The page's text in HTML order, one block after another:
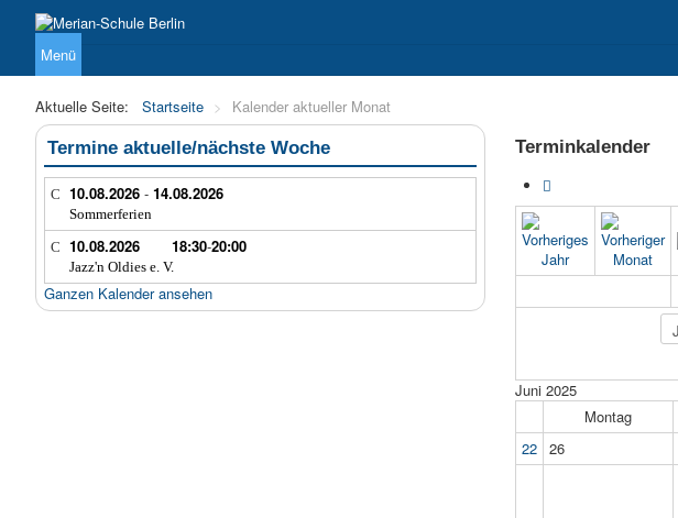
Menü
Aktuelle Seite: Startseite > Kalender aktueller Monat
Termine aktuelle/nächste Woche
10.08.2026 - 14.08.2026
Sommerferien
10.08.2026 18:30-20:00
Jazz'n Oldies e. V.
Ganzen Kalender ansehen
Terminkalender
Juni 2025
Montag
22 26